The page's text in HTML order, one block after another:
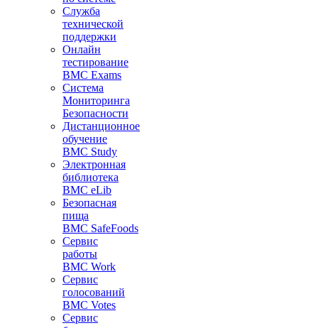
Служба
технической
поддержки
Онлайн
тестирование
BMC Exams
Система
Мониторинга
Безопасности
Дистанционное
обучение
BMC Study
Электронная
библиотека
BMC eLib
Безопасная
пища
BMC SafeFoods
Сервис
работы
BMC Work
Сервис
голосований
BMC Votes
Сервис